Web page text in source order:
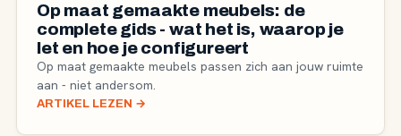
Op maat gemaakte meubels: de
complete gids - wat het is, waarop je
let en hoe je configureert
Op maat gemaakte meubels passen zich aan jouw ruimte
aan - niet andersom.
ARTIKEL LEZEN →